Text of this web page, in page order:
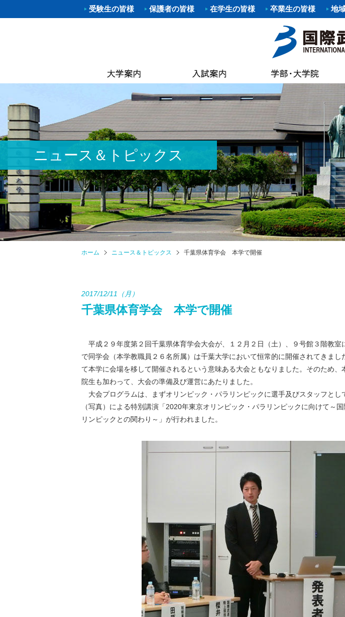
受験生の皆様 保護者の皆様 在学生の皆様 卒業生の皆様 地
沿革
建学の精神・教育目標・各種方針
校歌
校章・ロゴ・シンボルマーク
3つのポリシー
アセスメントポリシー
ミッション・ステイトメント
教員紹介
履修の手引・授業概要
大学院入試要項
オープンキャンパス
進学相談会
入学金・学費等
入試資料請求
別科 武道専修課程
大学院
カリキュラム
取得可能な資格
教員紹介
進路（就職）支援プログラム・イベント
就職概要状況（結果）
求人お申し込みのお願い（求人受付）
武大NAVI（求人検索）
求人企業・卒業生アンケート
OPAC（国際武道大学蔵書検索）
国際交流プログラム
黒潮祭
学費・奨学金
各種手続き
剣道
なぎなた部
バ
ハンドボール部
バ
体操部
ダン
バー
ゴルフ部
ソフ
キンボール部
サー
居合道準クラブ
冬季
ボクシング同好会
軽音
野外スポーツ同好会
フッ
ストリートダンス同好会
ビー
茶道部
書道
ICG同好会
大学
ニュース＆トピックス
ホーム ニュース＆トピックス 千葉県体育学会 本学で開催
2017/12/11（月）
千葉県体育学会 本学で開催
平成２９年度第２回千葉県体育学会大会が、１２月２日（土）、９号館３階教室
で同学会（本学教職員２６名所属）は千葉大学において恒常的に開催されてきま
て本学に会場を移して開催されるという意味ある大会ともなりました。そのため
院生も加わって、大会の準備及び運営にあたりました。
大会プログラムは、まずオリンピック・パラリンピックに選手及びスタッフとし
（写真）による特別講演「2020年東京オリンピック・パラリンピックに向けて～
リンピックとの関わり～」が行われました。